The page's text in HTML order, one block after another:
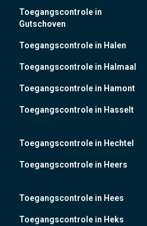
Toegangscontrole in
Gutschoven
Toegangscontrole in Halen
Toegangscontrole in Halmaal
Toegangscontrole in Hamont
Toegangscontrole in Hasselt
Toegangscontrole in Hechtel
Toegangscontrole in Heers
Toegangscontrole in Hees
Toegangscontrole in Heks